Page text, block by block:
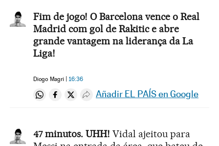
Fim de jogo! O Barcelona vence o Real
Madrid com gol de Rakitic e abre
grande vantagem na liderança da La
Liga!
Diogo Magri 16:36
Compartir en Whatsapp
Compartir en Facebook
Compartir en Twitter
Desplegar Redes Sociales
Añadir EL PAÍS en Google
47 minutos. UHH! Vidal ajeitou para